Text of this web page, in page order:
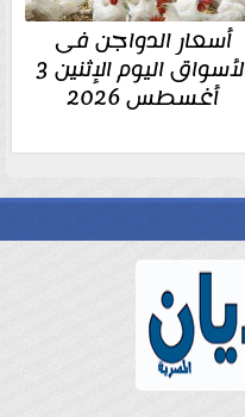
أسعار الدواجن فى
الأسواق اليوم الإثنين 3
أغسطس 2026